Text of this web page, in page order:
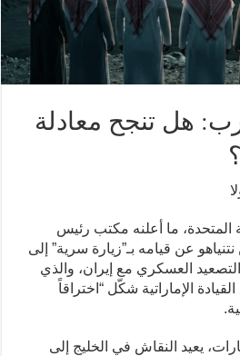
هل تنجح معادلة
المتحدة، ما أعلنه مكتب رئيس
نتنياهو عن قيامه بـ”زيارة سرية” إلى
العسكري مع إيران، والذي
الإماراتية شكّل “اختراقاً
يعيد النقاش في الخليج إلى